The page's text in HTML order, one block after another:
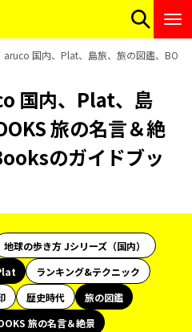
aruco 国内、Plat、島旅、旅の図鑑、
国内、Plat、島
旅の名言＆絶
のガイドブッ
地球の歩き方 Jシリーズ（国内）
ランキング&テクニック
歴史時代
旅の図鑑
旅の名言＆絶景